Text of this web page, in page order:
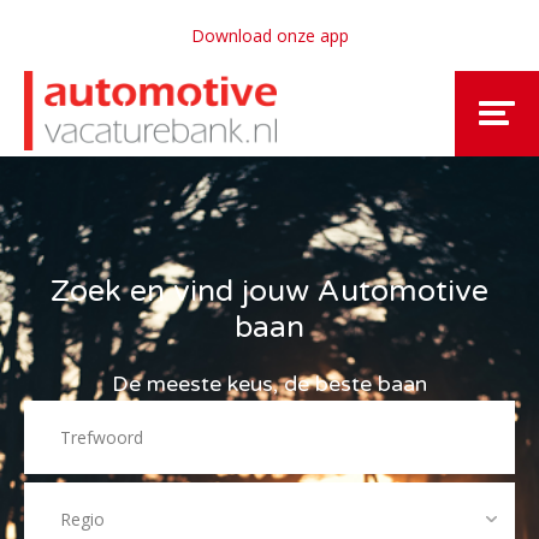
Download onze app
Zoek en vind jouw Automotive
baan
De meeste keus, de beste baan